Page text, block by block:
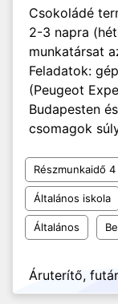
Csokoládé
2-3 napra
munkatársat
Feladatok:
(Peugeot
Budapesten
csomagok
Részmunkaidő
Általános iskola
Általános
Áruterítő, futár